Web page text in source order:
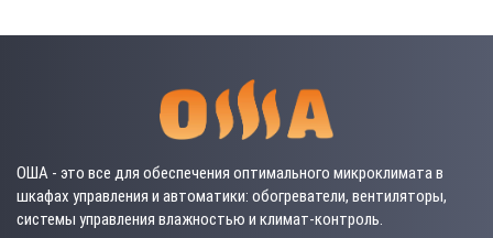
ОША - это все для обеспечения оптимального микроклимата в
шкафах управления и автоматики: обогреватели, вентиляторы,
системы управления влажностью и климат-контроль.